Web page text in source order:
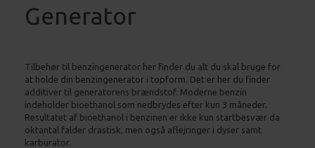
Generator
Tilbehør til benzingenerator her finder du alt du skal bruge for
at holde din benzingenerator i topform. Det er her du finder
additiver til generatorens brændstof. Moderne benzin
indeholder bioethanol som nedbrydes efter kun 3 måneder.
Resultatet af bioethanol i benzinen er ikke kun startbesvær da
oktantal falder drastisk, men også aflejringer i dyser samt
karburator.